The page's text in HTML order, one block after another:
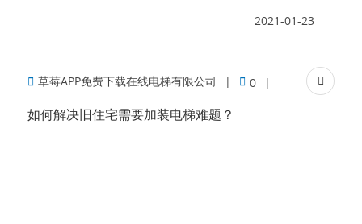
2021-01-23
草莓APP免费下载在线电梯有限公司 0
如何解决旧住宅需要加装电梯难题？